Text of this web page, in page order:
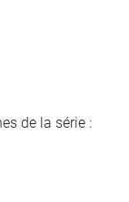
de la série :